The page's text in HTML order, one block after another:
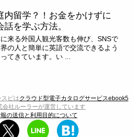
内留学？！お金をかけずに
話を学ぶ方法。
来る外国人観光客数も伸び、SNSで
の人と簡単に英語で交流できるよう
てきています。い ...
ピはクラウド型電子カタログサービスebook5
会社ルーラーが運営しています
の送信と利用目的について